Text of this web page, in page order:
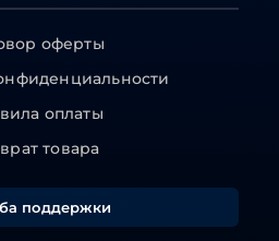
оферты
оплаты
товара
поддержки